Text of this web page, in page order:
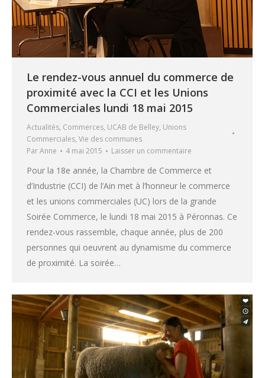
Le rendez-vous annuel du commerce de
proximité avec la CCI et les Unions
Commerciales lundi 18 mai 2015
Actualités, Commerces, UCAB de Belley, Unions
Commerciales, Vie des communes
ParAnne 4 mai 2015 Laisser un commentaire
Pour la 18e année, la Chambre de Commerce et
d’Industrie (CCI) de l’Ain met à l’honneur le commerce
et les unions commerciales (UC) lors de la grande
Soirée Commerce, le lundi 18 mai 2015 à Péronnas. Ce
rendez-vous rassemble, chaque année, plus de 200
personnes qui oeuvrent au dynamisme du commerce
de proximité. La soirée…